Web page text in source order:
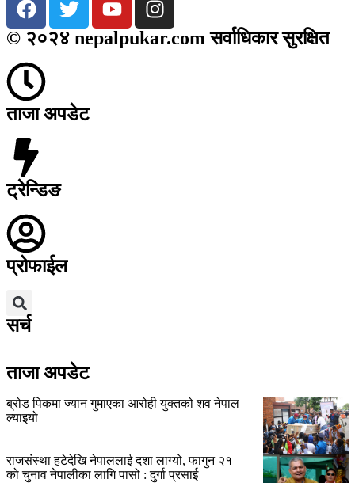
© २०२४ nepalpukar.com सर्वाधिकार सुरक्षित
ताजा अपडेट
ट्रेन्डिङ
प्रोफाईल
सर्च
ताजा अपडेट
ब्रोड पिकमा ज्यान गुमाएका आरोही युक्तको शव नेपाल
ल्याइयो
राजसंस्था हटेदेखि नेपाललाई दशा लाग्यो, फागुन २१
को चुनाव नेपालीका लागि पासो : दुर्गा प्रसाई